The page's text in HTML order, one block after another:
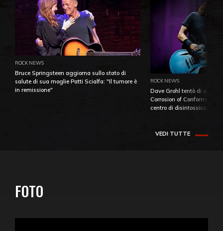
ROCK NEWS
Bruce Springsteen aggiorna sullo stato di
salute di sua moglie Patti Scialfa: "Il tumore è
in remissione"
ROCK NEWS
Dave Grohl tentò di
Corrosion of Conformity
centro di
VEDI TUTTE
FOTO